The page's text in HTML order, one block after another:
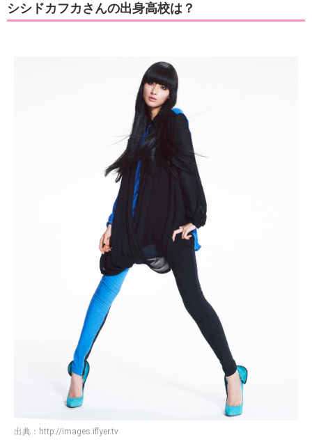
シシドカフカさんの出身高校は？
出典： http://images.iflyer.tv